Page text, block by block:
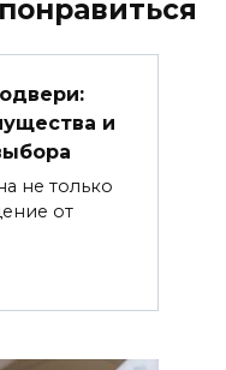
и
не только
от